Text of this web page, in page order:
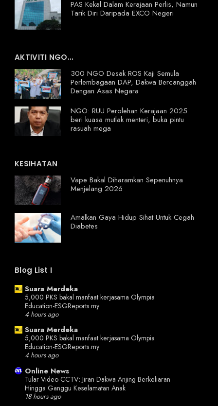
PAS Kekal Dalam Kerajaan Perlis, Namun
Tarik Diri Daripada EXCO Negeri
AKTIVITI NGO...
300 NGO Desak ROS Kaji Semula
Perlembagaan DAP, Dakwa Bercanggah
Dengan Asas Negara
NGO: RUU Perolehan Kerajaan 2025
beri kuasa mutlak menteri, buka pintu
rasuah mega
KESIHATAN
Vape Bakal Diharamkan Sepenuhnya
Menjelang 2026
Amalkan Gaya Hidup Sihat Untuk Cegah
Diabetes
Blog List I
Suara Merdeka
5,000 PKS bakal manfaat kerjasama Olympia
Education-ESGReports.my
4 hours ago
Suara Merdeka
5,000 PKS bakal manfaat kerjasama Olympia
Education-ESGReports.my
4 hours ago
Online News
Tular Video CCTV: Jiran Dakwa Anjing Berkeliaran
Hingga Ganggu Keselamatan Anak
18 hours ago